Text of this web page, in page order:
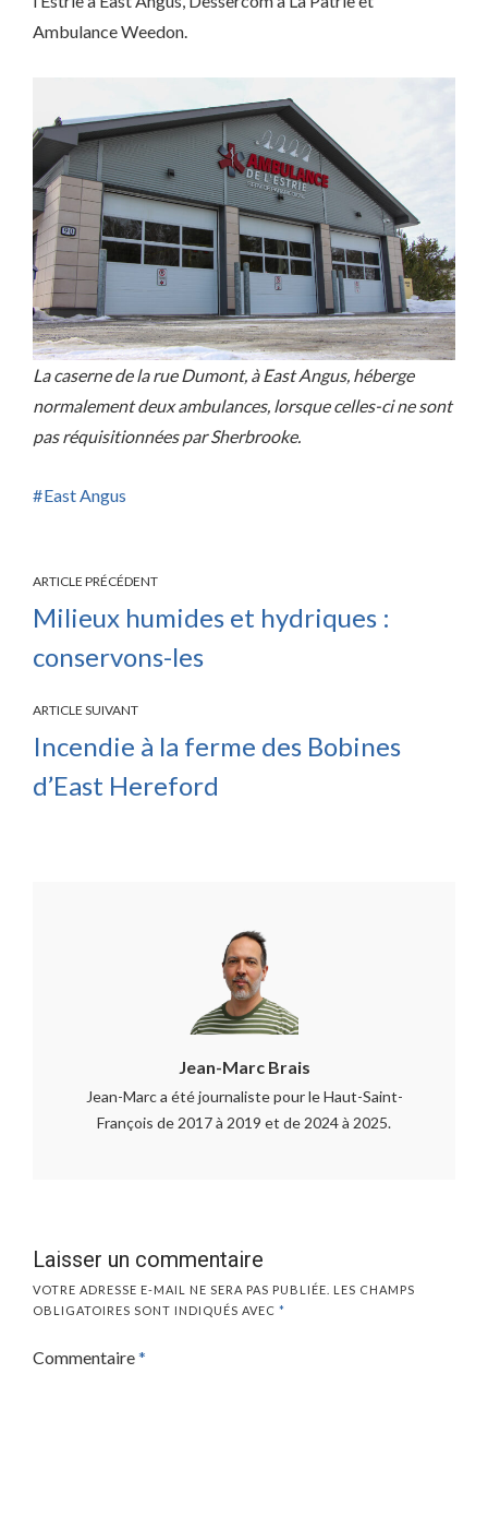
Ambulance Weedon.
La caserne de la rue Dumont, à East Angus, héberge
normalement deux ambulances, lorsque celles-ci ne sont
pas réquisitionnées par Sherbrooke.
East Angus
ARTICLE PRÉCÉDENT
Milieux humides et hydriques :
conservons-les
ARTICLE SUIVANT
Incendie à la ferme des Bobines
d’East Hereford
Jean-Marc Brais
Jean-Marc a été journaliste pour le Haut-Saint-
François de 2017 à 2019 et de 2024 à 2025.
Laisser un commentaire
VOTRE ADRESSE E-MAIL NE SERA PAS PUBLIÉE.
LES CHAMPS
OBLIGATOIRES SONT INDIQUÉS AVEC *
Commentaire*